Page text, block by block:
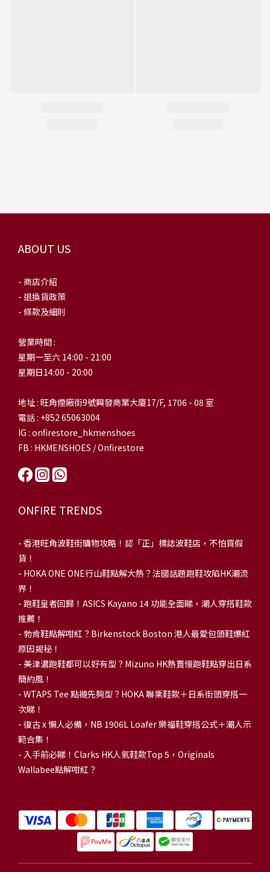
ABOUT US
- 商店介紹
- 退換貨政策
- 條款及細則
營業時間 :
星期一至六 14:00 - 21:00
星期日14:00 - 20:00
地址 : 旺角煙廠街9號興發商業大廈17/F, 1706 - 08 室
電話 : +852 65063004
IG : onfirestore_hkmenshoes
FB : HKMENSHOES / Onfirestore
ONFIRE TRENDS
- 香港旺角波鞋街購物攻略！認「正」標誌波鞋店，不怕買假
貨！
- HOKA ONE ONE行山鞋點解大熱？法國話題跑鞋攻陷HK潮流
界！
- 跑鞋皇者回歸！ASICS Kayano 14 功能全面睇，潮人穿搭鞋款
推薦！
- 勃肯鞋點解咁紅？Birkenstock Boston 港人最愛包頭鞋爆紅
原因揭秘！
- 美津濃跑鞋都可以好有型？Mizuno HK熱賣慢跑鞋點穿出日系
簡約風！
- WTAPS Tee 點襯先夠型？HOKA 聯乘鞋款＋日系街頭穿搭一
次睇！
- 復古 x 懶人必備，NB 1906L Loafer 樂福鞋穿搭公式＋潮人示
範合集！
- 入手前必睇！Clarks HK人氣鞋款Top 5，Originals
Wallabee點解咁紅？